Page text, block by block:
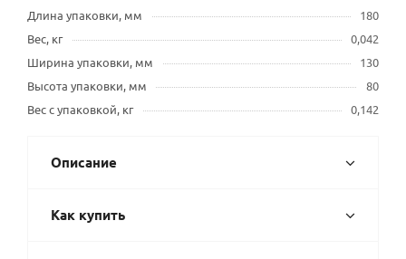
Длина упаковки, мм
180
Вес, кг
0,042
Ширина упаковки, мм
130
Высота упаковки, мм
80
Вес с упаковкой, кг
0,142
Описание
Как купить